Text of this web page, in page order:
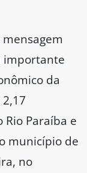
importante
da
Paraíba e
município de
no